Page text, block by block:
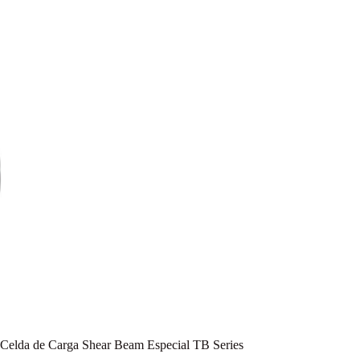
Celda de Carga Shear Beam Especial TB Series